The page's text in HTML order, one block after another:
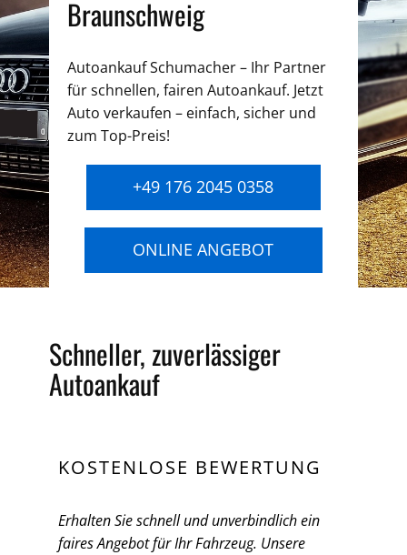
Braunschweig
Autoankauf Schumacher – Ihr Partner
für schnellen, fairen Autoankauf. Jetzt
Auto verkaufen – einfach, sicher und
zum Top-Preis!
+49 176 2045 0358
ONLINE ANGEBOT
Schneller, zuverlässiger
Autoankauf
KOSTENLOSE BEWERTUNG
Erhalten Sie schnell und unverbindlich ein
faires Angebot für Ihr Fahrzeug. Unsere